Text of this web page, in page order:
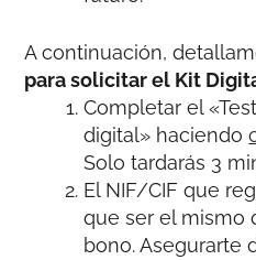
A continuación,
para solicitar el Kit
Completar el
digital» haciendo
Solo tardarás 3
El NIF/CIF que
que ser el mismo
bono. Asegurarte